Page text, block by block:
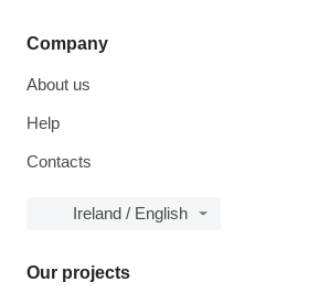
Company
About us
Help
Contacts
Ireland / English
Our projects